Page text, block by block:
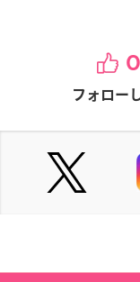
フォロー